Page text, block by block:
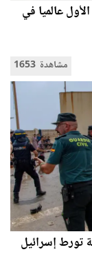
عالميا في
1653 مشاهدة
تورط إسرائيل